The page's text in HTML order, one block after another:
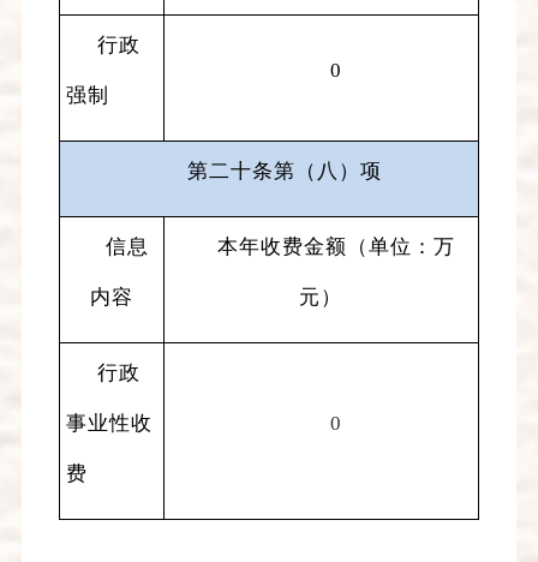
行政
强制
0
第二十条第（八）项
信息
内容
本年收费金额（单位：万
元）
行政
事业性收
费
0